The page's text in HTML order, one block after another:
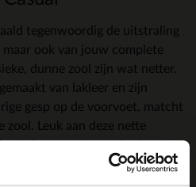
tegenwoordig de uitstraling
, maar ook van jouw complete
dunne zool zijn wat netter.
van lakleer en zijn
gesp op de voorvoet, matcht
zool. Leuk aan deze nette
dragen met een denim en
look wat ge-updressed
de look door de schoen